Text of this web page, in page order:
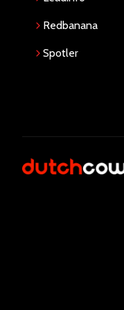
Redbanana
Spotler